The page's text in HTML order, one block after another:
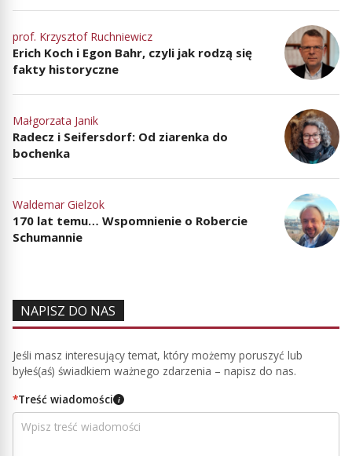
prof. Krzysztof Ruchniewicz
Erich Koch i Egon Bahr, czyli jak rodzą się
fakty historyczne
Małgorzata Janik
Radecz i Seifersdorf: Od ziarenka do
bochenka
Waldemar Gielzok
170 lat temu… Wspomnienie o Robercie
Schumannie
NAPISZ DO NAS
Jeśli masz interesujący temat, który możemy poruszyć lub
byłeś(aś) świadkiem ważnego zdarzenia – napisz do nas.
*Treść wiadomości i